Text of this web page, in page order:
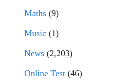
Maths (9)
Music (1)
News (2,203)
Online Test (46)